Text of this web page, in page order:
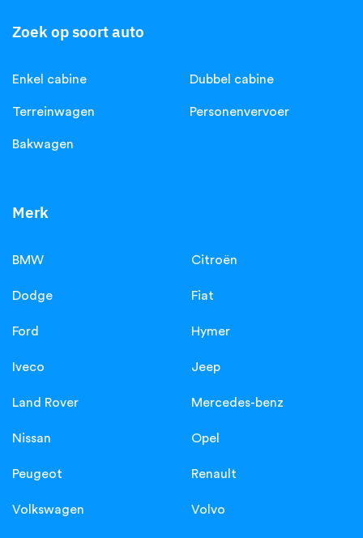
Zoek op soort auto
Enkel cabine Dubbel cabine
Terreinwagen Personenvervoer
Bakwagen
Merk
BMW Citroën
Dodge Fiat
Ford Hymer
Iveco Jeep
Land Rover Mercedes-benz
Nissan Opel
Peugeot Renault
Volkswagen Volvo